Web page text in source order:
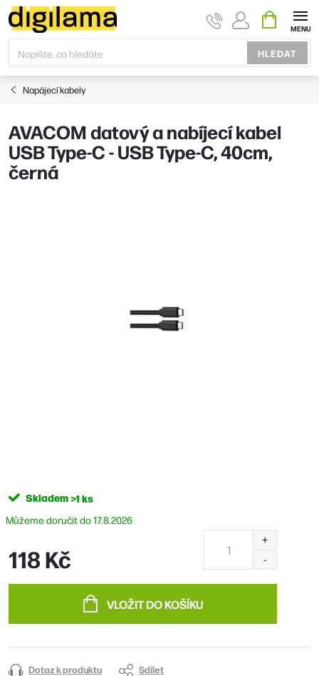
Přejít
na
obsah
HLEDAT
KOŠÍK
Napájecí kabely
AVACOM datový a nabíjecí kabel
USB Type-C - USB Type-C, 40cm,
černá
Skladem>1 ks
17.8.2026
118 Kč
VLOŽIT DO KOŠÍKU
Dotaz k produktu Sdílet